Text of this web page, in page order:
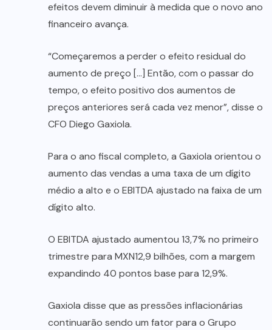
efeitos devem diminuir à medida que o novo ano
financeiro avança.
“Começaremos a perder o efeito residual do
aumento de preço […] Então, com o passar do
tempo, o efeito positivo dos aumentos de
preços anteriores será cada vez menor”, disse o
CFO Diego Gaxiola.
Para o ano fiscal completo, a Gaxiola orientou o
aumento das vendas a uma taxa de um dígito
médio a alto e o EBITDA ajustado na faixa de um
dígito alto.
O EBITDA ajustado aumentou 13,7% no primeiro
trimestre para MXN12,9 bilhões, com a margem
expandindo 40 pontos base para 12,9%.
Gaxiola disse que as pressões inflacionárias
continuarão sendo um fator para o Grupo